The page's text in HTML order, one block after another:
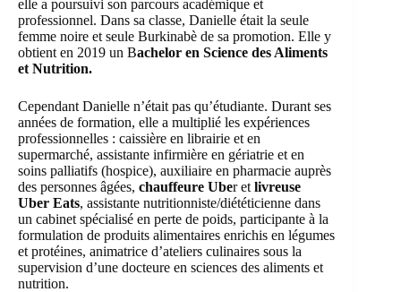
elle a poursuivi son parcours académique et
professionnel. Dans sa classe, Danielle était la seule
femme noire et seule Burkinabè de sa promotion. Elle y
obtient en 2019 un Bachelor en Science des Aliments
et Nutrition.
Cependant Danielle n’était pas qu’étudiante. Durant ses
années de formation, elle a multiplié les expériences
professionnelles : caissière en librairie et en
supermarché, assistante infirmière en gériatrie et en
soins palliatifs (hospice), auxiliaire en pharmacie auprès
des personnes âgées, chauffeure Uber et livreuse
Uber Eats, assistante nutritionniste/diététicienne dans
un cabinet spécialisé en perte de poids, participante à la
formulation de produits alimentaires enrichis en légumes
et protéines, animatrice d’ateliers culinaires sous la
supervision d’une docteure en sciences des aliments et
nutrition.